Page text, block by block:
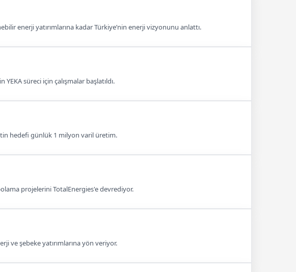
enerji yatırımlarına kadar Türkiye’nin enerji vizyonunu anlattı.
süreci için çalışmalar başlatıldı.
hedefi günlük 1 milyon varil üretim.
projelerini TotalEnergies'e devrediyor.
ve şebeke yatırımlarına yön veriyor.